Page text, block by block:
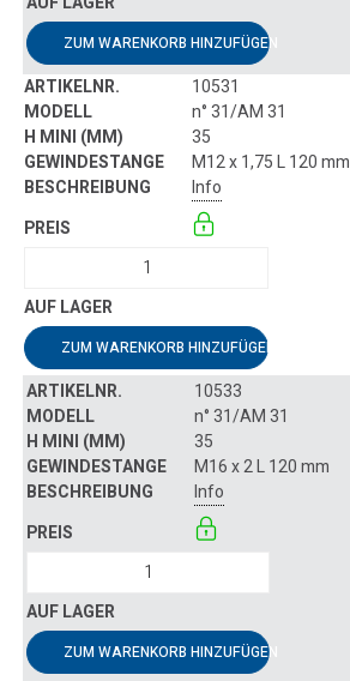
ZUM WARENKORB HINZUFÜGEN
10531
n° 31/AM 31
35
M12 x 1,75 L 120 mm
Info
ZUM WARENKORB HINZUFÜGEN
10533
n° 31/AM 31
35
M16 x 2 L 120 mm
Info
ZUM WARENKORB HINZUFÜGEN